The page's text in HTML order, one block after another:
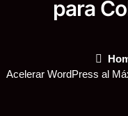
para
Acelerar WordPress al